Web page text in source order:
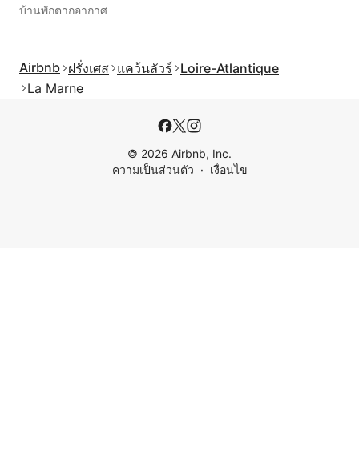
บ้านพักตากอากาศ
Airbnb ฝรั่งเศส แคว้นลัวร์ Loire-Atlantique
La Marne
© 2026 Airbnb, Inc.
ความเป็นส่วนตัว
เงื่อนไข